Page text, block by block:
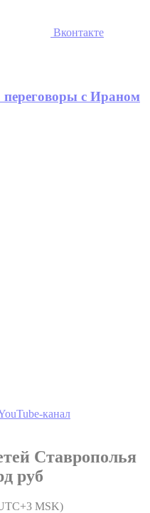
Вконтакте
с Ираном
канал
Ставрополья
руб
MSK)